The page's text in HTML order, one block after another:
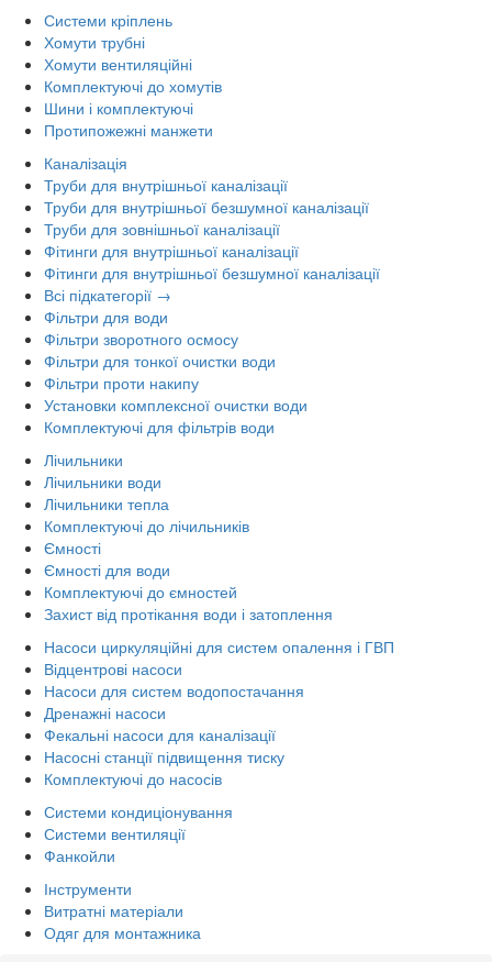
Системи кріплень
Хомути трубні
Хомути вентиляційні
Комплектуючі до хомутів
Шини і комплектуючі
Протипожежні манжети
Каналізація
Труби для внутрішньої каналізації
Труби для внутрішньої безшумної каналізації
Труби для зовнішньої каналізації
Фітинги для внутрішньої каналізації
Фітинги для внутрішньої безшумної каналізації
Всі підкатегорії →
Фільтри для води
Фільтри зворотного осмосу
Фільтри для тонкої очистки води
Фільтри проти накипу
Установки комплексної очистки води
Комплектуючі для фільтрів води
Лічильники
Лічильники води
Лічильники тепла
Комплектуючі до лічильників
Ємності
Ємності для води
Комплектуючі до ємностей
Захист від протікання води і затоплення
Насоси циркуляційні для систем опалення і ГВП
Відцентрові насоси
Насоси для систем водопостачання
Дренажні насоси
Фекальні насоси для каналізації
Насосні станції підвищення тиску
Комплектуючі до насосів
Системи кондиціонування
Системи вентиляції
Фанкойли
Інструменти
Витратні матеріали
Одяг для монтажника